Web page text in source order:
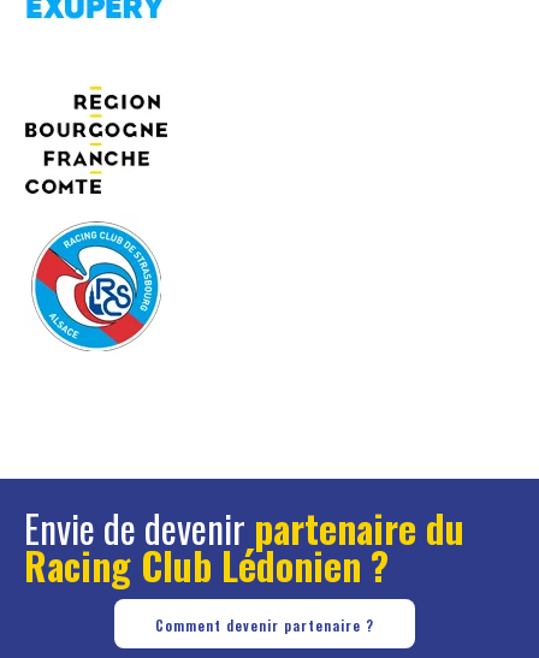
Envie de devenir partenaire du
Racing Club Lédonien ?
Comment devenir partenaire ?